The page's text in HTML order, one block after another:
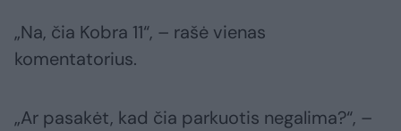
„Na, čia Kobra 11“, – rašė vienas
komentatorius.
„Ar pasakėt, kad čia parkuotis negalima?“, –